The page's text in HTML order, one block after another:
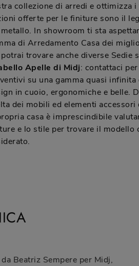
collezione di arredi e ottimizza i
offerte per le finiture sono il
In showroom ti sta
di Arredamento Casa dei
trovare anche diverse Sedie
Apelle di Midj: contattaci
su una gamma quasi infinita
in cuoio, ergonomiche e belle.
dei mobili ed elementi accessori
casa è imprescindibile
e lo stile per trovare il modello
Beatriz Sempere per Midj,